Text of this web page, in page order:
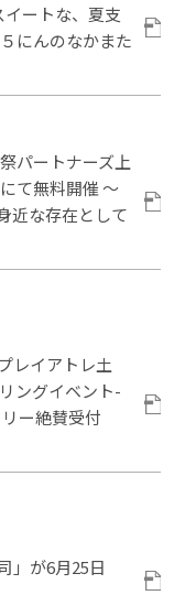
ートな、夏支
にんのなかまた
パートナーズ上
て無料開催 ～
近な存在として
レイアトレ土
ングイベント-
ー絶賛受付
」が6月25日